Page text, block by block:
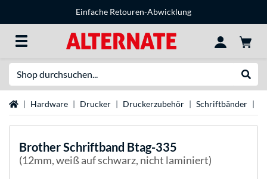
Einfache Retouren-Abwicklung
StartseiteHardware Drucker Druckerzubehör Schriftbänder
BrotherSchriftband Btag-335
(12mm, weiß auf schwarz, nicht laminiert)